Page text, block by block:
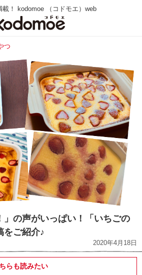
載！ kodomoe （コドモエ）web
つ
」の声がいっぱい！「いちごの
をご紹介♪
2020年4月18日
らも読みたい